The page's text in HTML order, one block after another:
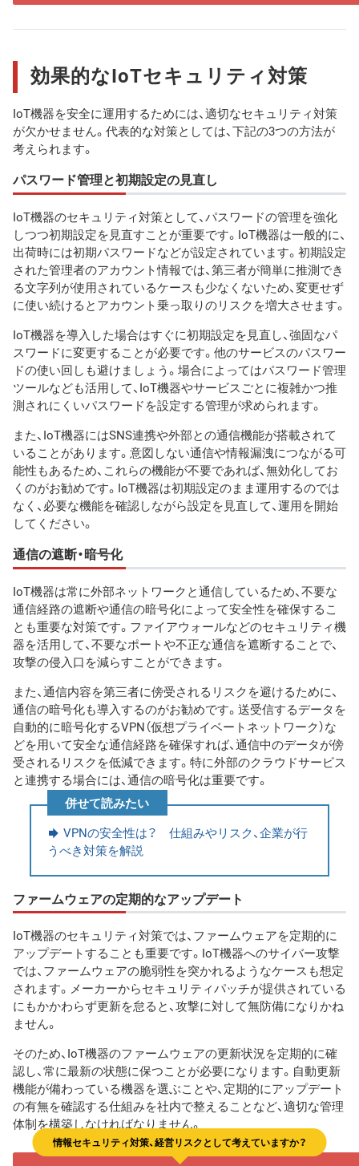
効果的なIoTセキュリティ対策
IoT機器を安全に運用するためには、適切なセキュリティ対策
が欠かせません。代表的な対策としては、下記の3つの方法が
考えられます。
パスワード管理と初期設定の見直し
IoT機器のセキュリティ対策として、パスワードの管理を強化
しつつ初期設定を見直すことが重要です。IoT機器は一般的に、
出荷時には初期パスワードなどが設定されています。初期設定
された管理者のアカウント情報では、第三者が簡単に推測でき
る文字列が使用されているケースも少なくないため、変更せず
に使い続けるとアカウント乗っ取りのリスクを増大させます。
IoT機器を導入した場合はすぐに初期設定を見直し、強固なパ
スワードに変更することが必要です。他のサービスのパスワー
ドの使い回しも避けましょう。場合によってはパスワード管理
ツールなども活用して、IoT機器やサービスごとに複雑かつ推
測されにくいパスワードを設定する管理が求められます。
また、IoT機器にはSNS連携や外部との通信機能が搭載されて
いることがあります。意図しない通信や情報漏洩につながる可
能性もあるため、これらの機能が不要であれば、無効化してお
くのがお勧めです。IoT機器は初期設定のまま運用するのでは
なく、必要な機能を確認しながら設定を見直して、運用を開始
してください。
通信の遮断・暗号化
IoT機器は常に外部ネットワークと通信しているため、不要な
通信経路の遮断や通信の暗号化によって安全性を確保するこ
とも重要な対策です。ファイアウォールなどのセキュリティ機
器を活用して、不要なポートや不正な通信を遮断することで、
攻撃の侵入口を減らすことができます。
また、通信内容を第三者に傍受されるリスクを避けるために、
通信の暗号化も導入するのがお勧めです。送受信するデータを
自動的に暗号化するVPN（仮想プライベートネットワーク）な
どを用いて安全な通信経路を確保すれば、通信中のデータが傍
受されるリスクを低減できます。特に外部のクラウドサービス
と連携する場合には、通信の暗号化は重要です。
併せて読みたい
VPNの安全性は？ 仕組みやリスク、企業が行
うべき対策を解説
ファームウェアの定期的なアップデート
IoT機器のセキュリティ対策では、ファームウェアを定期的に
アップデートすることも重要です。IoT機器へのサイバー攻撃
では、ファームウェアの脆弱性を突かれるようなケースも想定
されます。メーカーからセキュリティパッチが提供されている
にもかかわらず更新を怠ると、攻撃に対して無防備になりかね
ません。
そのため、IoT機器のファームウェアの更新状況を定期的に確
認し、常に最新の状態に保つことが必要になります。自動更新
機能が備わっている機器を選ぶことや、定期的にアップデート
の有無を確認する仕組みを社内で整えることなど、適切な管理
体制を構築しなければなりません。
情報セキュリティ対策、経営リスクとして考えていますか？